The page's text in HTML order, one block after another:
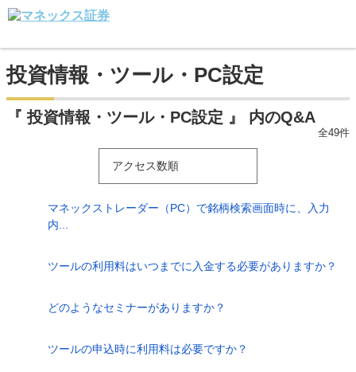
投資情報・ツール・PC設定
『 投資情報・ツール・PC設定 』 内のQ&A
全49件
アクセス数順
マネックストレーダー（PC）で銘柄検索画面時に、入力
内...
ツールの利用料はいつまでに入金する必要がありますか？
どのようなセミナーがありますか？
ツールの申込時に利用料は必要ですか？